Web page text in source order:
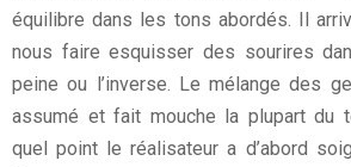
équilibre dans les tons abordés. Il
nous faire esquisser des sourires
peine ou l’inverse. Le mélange des
assumé et fait mouche la plupart du
quel point le réalisateur a d’abord